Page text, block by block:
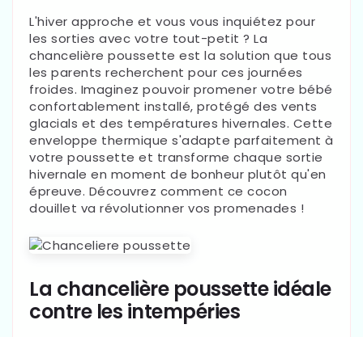
L'hiver approche et vous vous inquiétez pour
les sorties avec votre tout-petit ? La
chancelière poussette est la solution que tous
les parents recherchent pour ces journées
froides. Imaginez pouvoir promener votre bébé
confortablement installé, protégé des vents
glacials et des températures hivernales. Cette
enveloppe thermique s'adapte parfaitement à
votre poussette et transforme chaque sortie
hivernale en moment de bonheur plutôt qu'en
épreuve. Découvrez comment ce cocon
douillet va révolutionner vos promenades !
La chancelière poussette idéale
contre les intempéries